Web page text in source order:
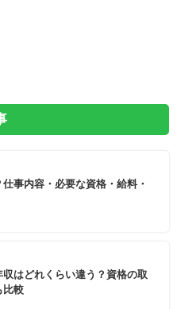
事内容・必要な資格・給料・
はどれくらい違う？資格の取
比較